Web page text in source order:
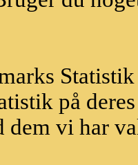
på
dem vi har